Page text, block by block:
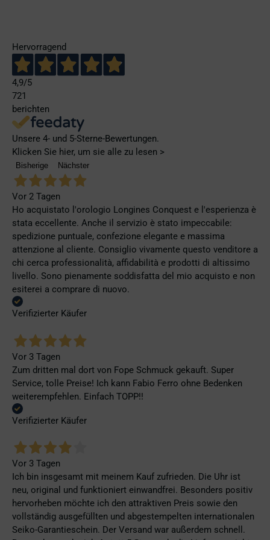
Hervorragend
4,9/5
721
berichten
Unsere 4- und 5-Sterne-Bewertungen.
Klicken Sie hier, um sie alle zu lesen >
Bisherige Nächster
Vor 2 Tagen
Ho acquistato l'orologio Longines Conquest e l'esperienza è
stata eccellente. Anche il servizio è stato impeccabile:
spedizione puntuale, confezione elegante e massima
attenzione al cliente. Consiglio vivamente questo venditore a
chi cerca professionalità, affidabilità e prodotti di altissimo
livello. Sono pienamente soddisfatta del mio acquisto e non
esiterei a comprare di nuovo.
Verifizierter Käufer
Vor 3 Tagen
Zum dritten mal dort von Fope Schmuck gekauft. Super
Service, tolle Preise! Ich kann Fabio Ferro ohne Bedenken
weiterempfehlen. Einfach TOPP!!
Verifizierter Käufer
Vor 3 Tagen
Ich bin insgesamt mit meinem Kauf zufrieden. Die Uhr ist
neu, original und funktioniert einwandfrei. Besonders positiv
hervorheben möchte ich den attraktiven Preis sowie den
vollständig ausgefüllten und abgestempelten internationalen
Seiko-Garantieschein. Der Versand war außerdem schnell.